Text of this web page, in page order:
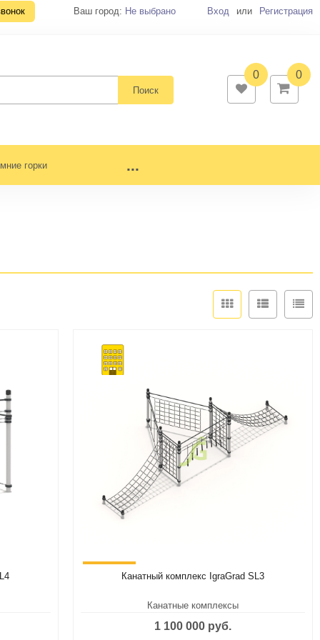
Ваш город: Не выбрано Вход или Регистрация
0
0
...
горки
Канатный комплекс IgraGrad SL3
Канатные комплексы
1 100 000 руб.